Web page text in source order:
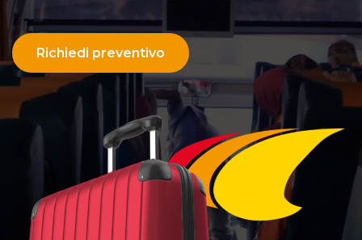
Richiedi preventivo